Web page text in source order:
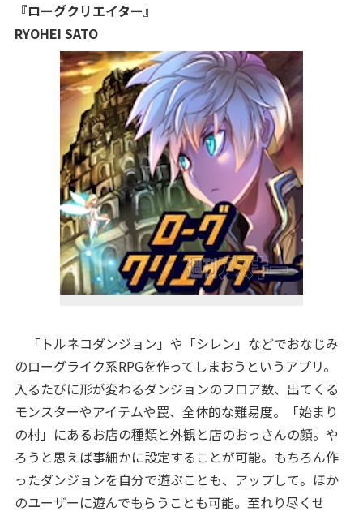
『ローグクリエイター』
RYOHEI SATO
「トルネコダンジョン」や「シレン」などでおなじみ
のローグライク系RPGを作ってしまおうというアプリ。
入るたびに形が変わるダンジョンのフロア数、出てくる
モンスターやアイテムや罠、全体的な難易度。「始まり
の村」にあるお店の種類と外観と店のおっさんの顔。や
ろうと思えば事細かに設定することが可能。もちろん作
ったダンジョンを自分で遊ぶことも、アップして。ほか
のユーザーに遊んでもらうことも可能。至れり尽くせ